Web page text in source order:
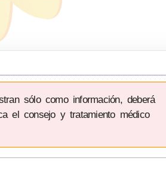
sólo como información, deberá
el consejo y tratamiento médico